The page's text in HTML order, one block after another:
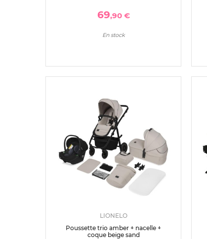
69,90 €
En stock
LIONELO
Poussette trio amber + nacelle +
coque beige sand